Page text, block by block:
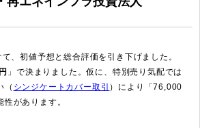
、初値予想と総合評価を引き下げました。
」で決まりました。仮に、特別売り気配では
（ シンジケートカバー取引 ）により「76,000
があります。